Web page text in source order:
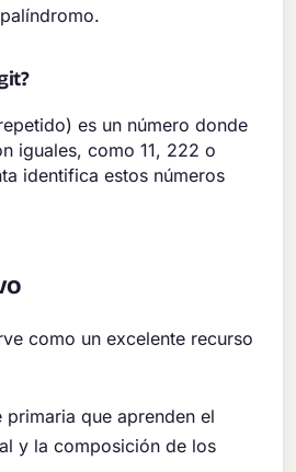
es un número donde
iguales, como 11, 222 o
identifica estos números
como un excelente recurso
primaria que aprenden el
y la composición de los